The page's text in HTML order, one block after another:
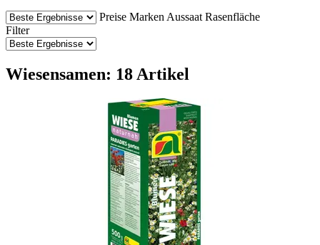
Preise Marken Aussaat Rasenfläche
Filter
Wiesensamen: 18 Artikel